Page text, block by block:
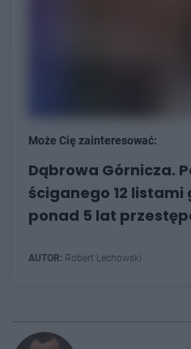
Może Cię zainteresować:
Dąbrowa Górnicza.
ściganego 12 listami
ponad 5 lat
AUTOR: Robert Lechowski